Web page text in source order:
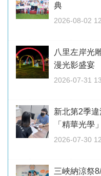
典
2026-08-02
八里左岸光
漫光影盛宴
2026-07-31
新北第2季
「精華光學
2026-07-30
三峽納涼祭